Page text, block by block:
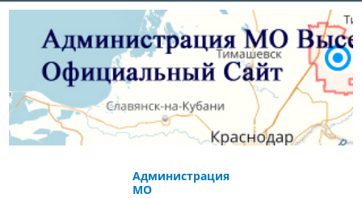
Администрация
МО